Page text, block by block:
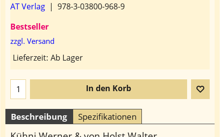
AT Verlag
978-3-03800-968-9
Bestseller
zzgl. Versand
Lieferzeit: Ab Lager
In den Korb
Beschreibung Spezifikationen